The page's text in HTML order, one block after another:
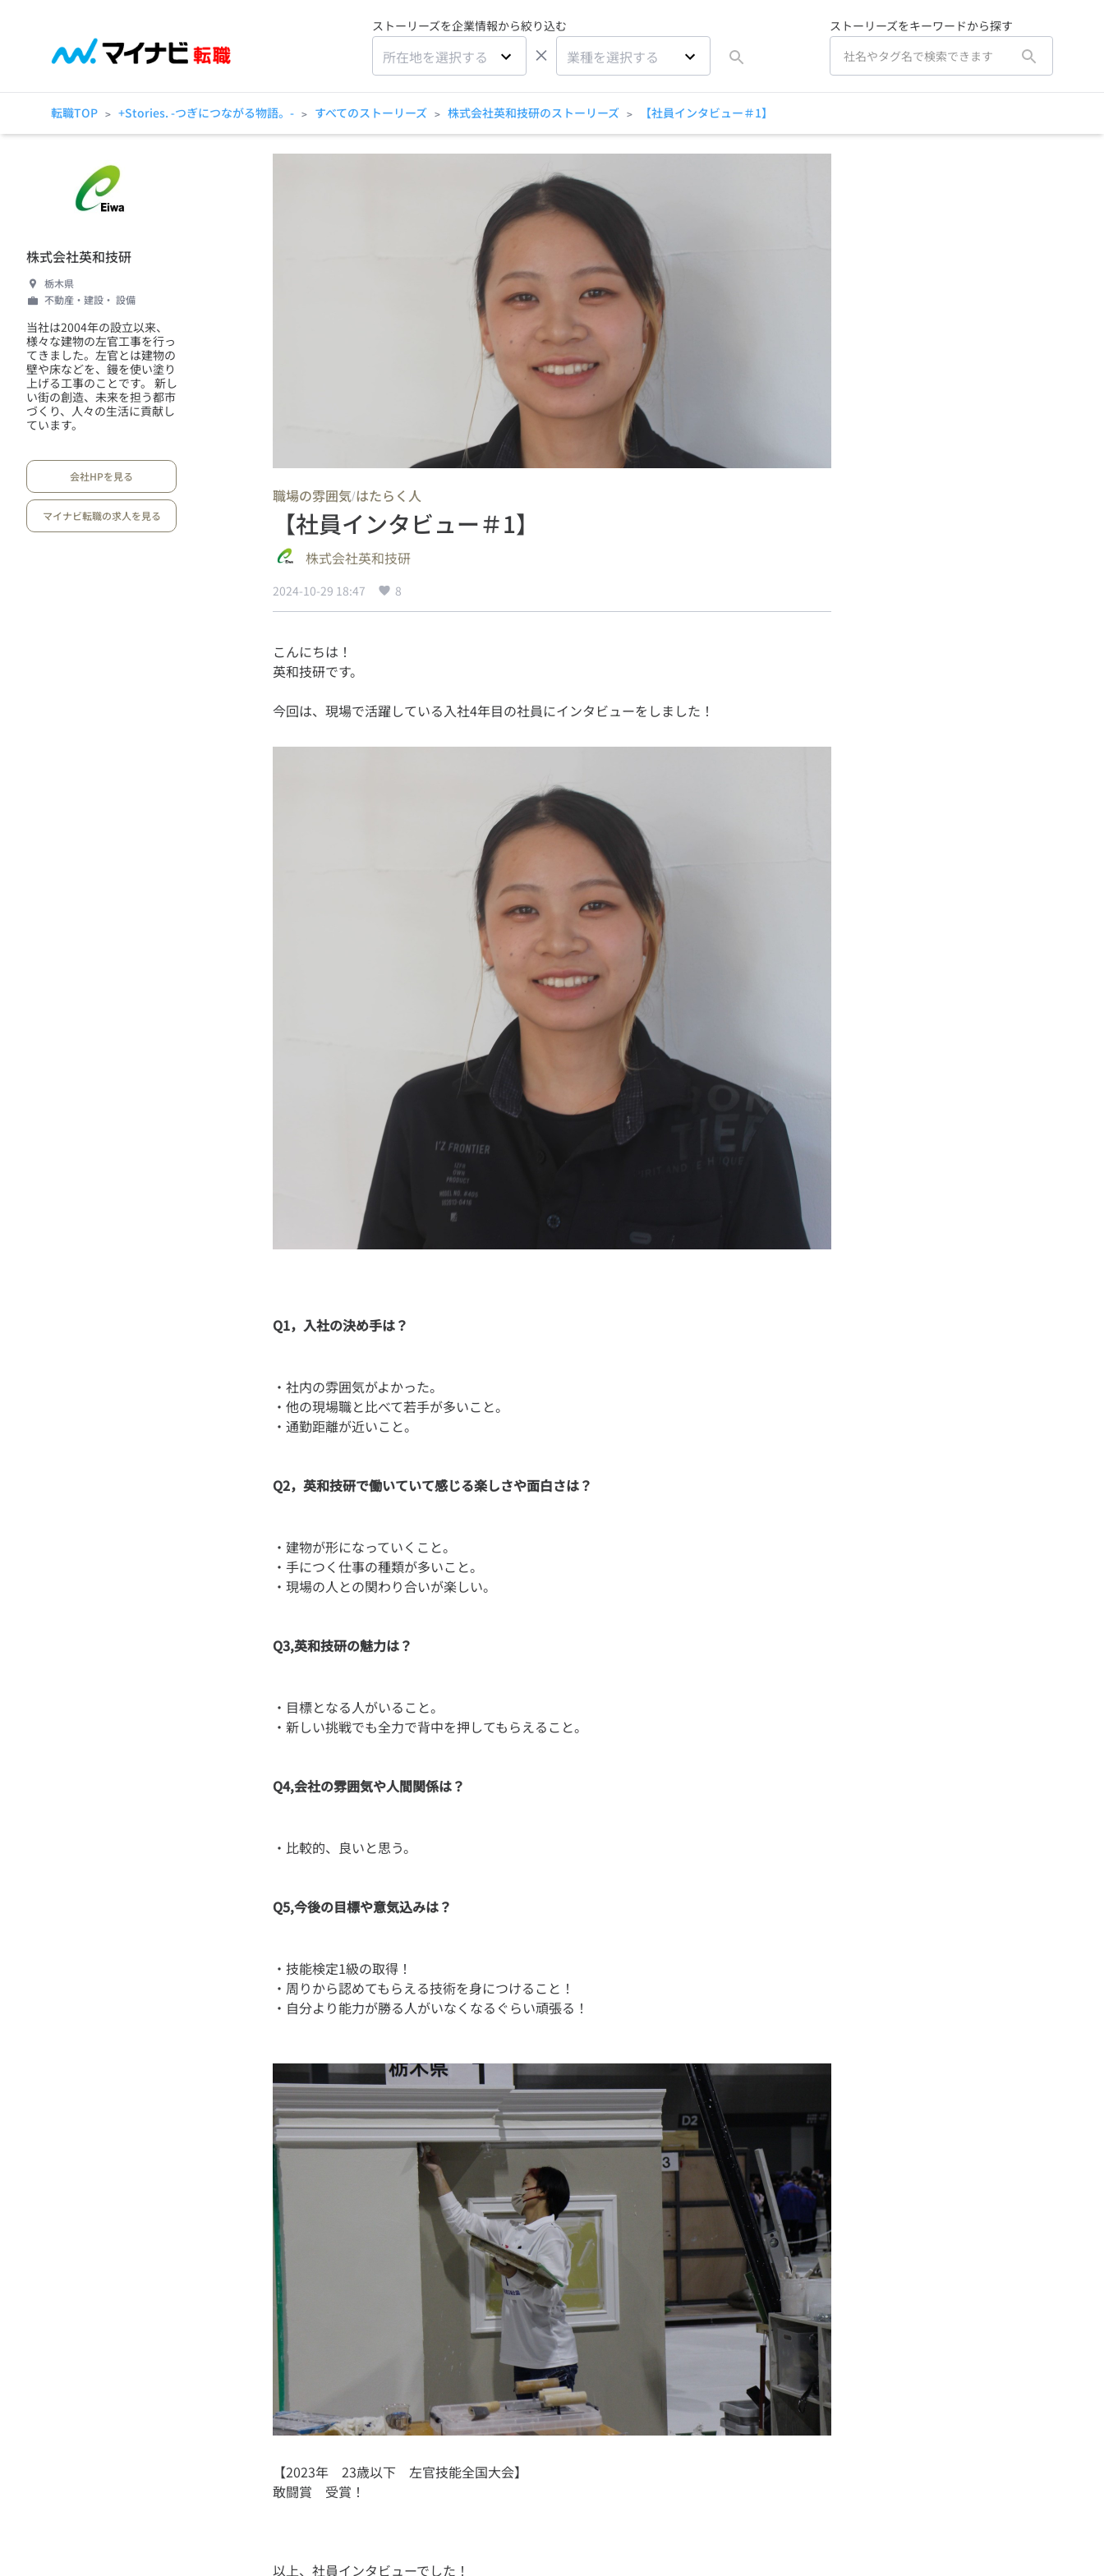
ストーリーズを企業情報から絞り込む
所在地を選択する × 業種を選択する
ストーリーズをキーワードから探す
転職TOP > +Stories. -つぎにつながる物語。- > すべてのストーリーズ > 株式会社英和技研のストーリーズ > 【社員インタビュー＃1】
株式会社英和技研
栃木県
不動産・建設・ 設備
当社は2004年の設立以来、
様々な建物の左官工事を行っ
てきました。左官とは建物の
壁や床などを、鏝を使い塗り
上げる工事のことです。 新し
い街の創造、未来を担う都市
づくり、人々の生活に貢献し
ています。
会社HPを見る
マイナビ転職の求人を見る
職場の雰囲気/はたらく人
【社員インタビュー＃1】
株式会社英和技研
2024-10-29 18:47 8
こんにちは！
Q1，入社の決め手は？
・社内の雰囲気がよかった。
・他の現場職と比べて若手が多いこと。
Q2，英和技研で働いていて感じる楽しさや面白さは？
・建物が形になっていくこと。
・手につく仕事の種類が多いこと。
Q3,英和技研の魅力は？
・目標となる人がいること。
Q4,会社の雰囲気や人間関係は？
Q5,今後の目標や意気込みは？
・技能検定1級の取得！
・周りから認めてもらえる技術を身につけること！
【2023年 23歳以下 左官技能全国大会】
以上、社員インタビューでした！